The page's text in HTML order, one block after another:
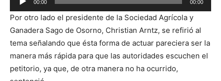
de
audio
00:00 00:00
Por otro lado el presidente de la Sociedad Agrícola y
Ganadera Sago de Osorno, Christian Arntz, se refirió al
tema señalando que ésta forma de actuar pareciera ser la
manera más rápida para que las autoridades escuchen el
petitorio, ya que, de otra manera no ha ocurrido,